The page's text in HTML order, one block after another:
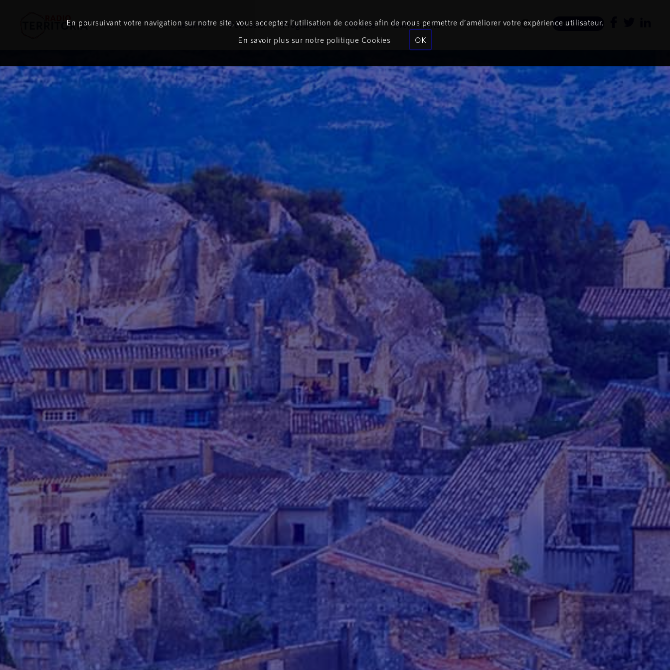
Newsletter
Le direct Podcasts Programmes Équipe Événements
En poursuivant votre navigation sur notre site, vous acceptez l’utilisation de cookies afin de nous permettre d’améliorer votre expérience utilisateur.
En savoir plus sur notre politique Cookies
OK